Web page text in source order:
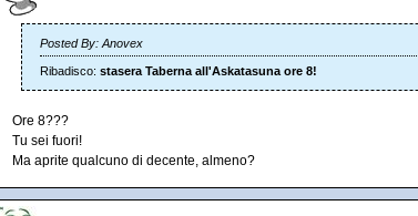
Posted By: Anovex
Ribadisco: stasera Taberna all'Askatasuna ore 8!
Ore 8???
Tu sei fuori!
Ma aprite qualcuno di decente, almeno?